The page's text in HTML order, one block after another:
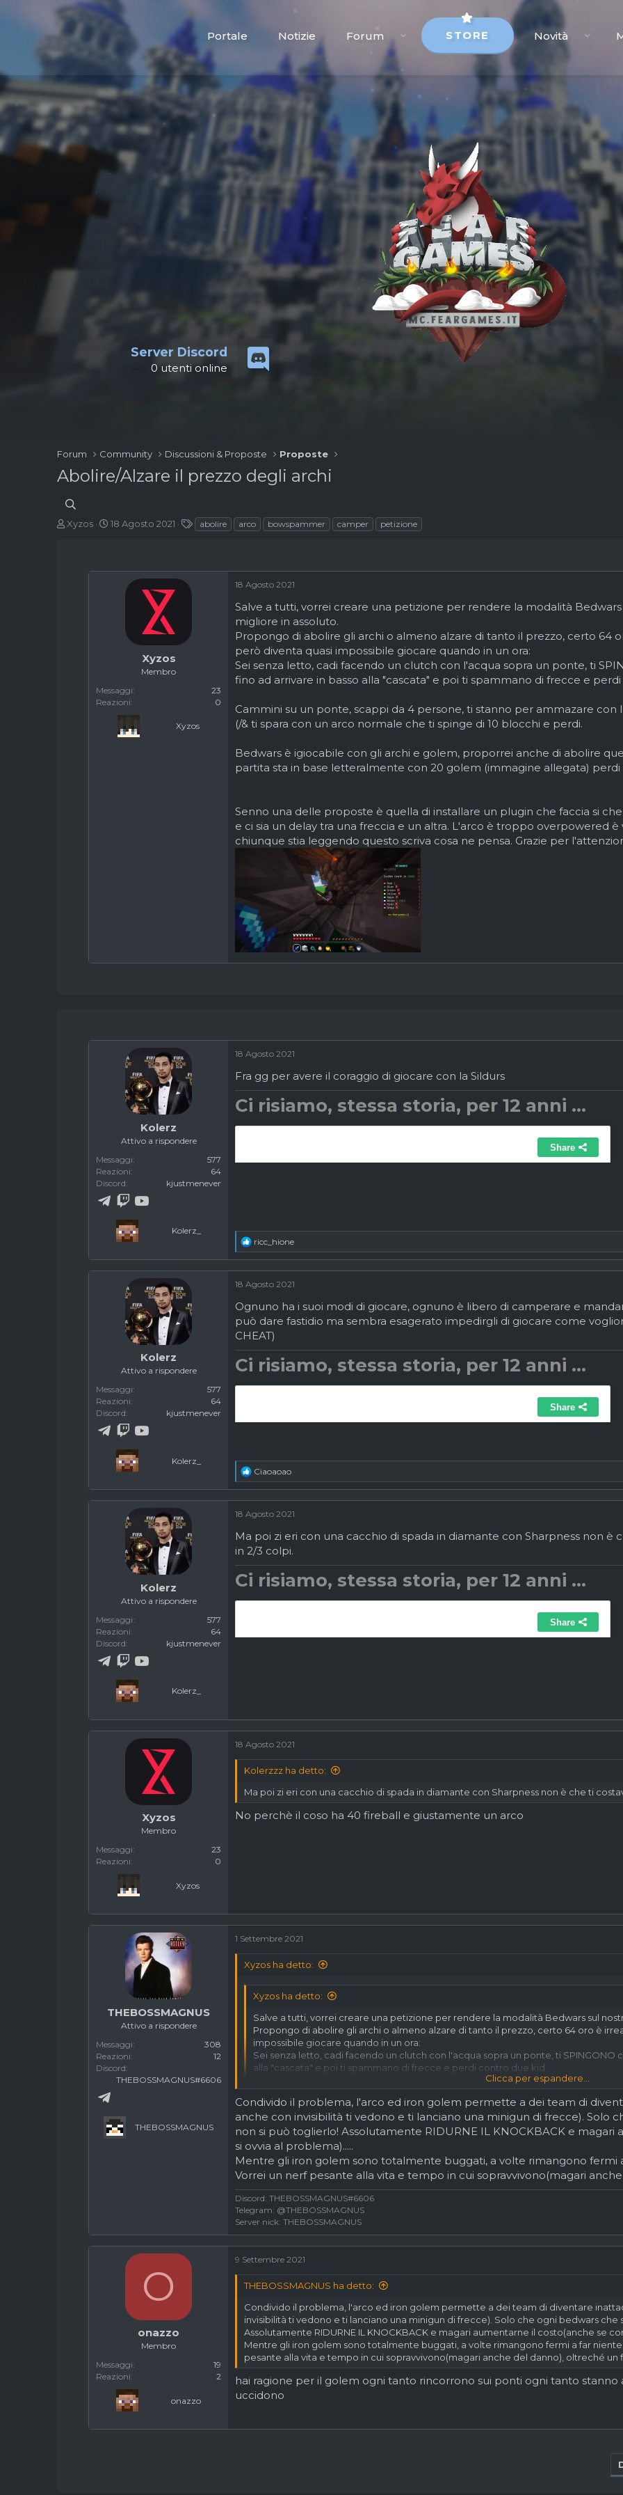
Portale Notizie Forum STORE Novità
Server Discord
0 utenti online
Forum Community Discussioni & Proposte Proposte
Abolire/Alzare il prezzo degli archi
A
Xyzos
D
d
18 Agosto 2021 abolire arco bowspammer camper petizione
Xyzos
Membro
Messaggi
23
Reazioni
0
Xyzos
18 Agosto 2021
Salve a tutti, vorrei creare una petizione per rendere la modalità
migliore in assoluto.
Propongo di abolire gli archi o almeno alzare di tanto il prezzo, certo 64
però diventa quasi impossibile giocare quando in un ora:
Sei senza letto, cadi facendo un clutch con l'acqua sopra un ponte, ti
fino ad arrivare in basso alla "cascata" e poi ti spammano di frecce e
Cammini su un ponte, scappi da 4 persone, ti stanno per ammazare con
(/& ti spara con un arco normale che ti spinge di 10 blocchi e perdi.
Bedwars è igiocabile con gli archi e golem, proporrei anche di abolire
partita sta in base letteralmente con 20 golem (immagine allegata) perdi
Senno una delle proposte è quella di installare un plugin che faccia si
e ci sia un delay tra una freccia e un altra. L'arco è troppo overpowered
chiunque stia leggendo questo scriva cosa ne pensa. Grazie per
Kolerz
Attivo a rispondere
Messaggi
577
Reazioni
64
Discord
kjustmenever
Kolerz_
18 Agosto 2021
Fra gg per avere il coraggio di giocare con la Sildurs
Ci risiamo, stessa storia, per 12 anni ...
R
e
t
o
n
s
ricc_hione
Kolerz
Attivo a rispondere
Messaggi
577
Reazioni
64
Discord
kjustmenever
Kolerz_
18 Agosto 2021
Ognuno ha i suoi modi di giocare, ognuno è libero di camperare e
può dare fastidio ma sembra esagerato impedirgli di giocare come
CHEAT)
Ci risiamo, stessa storia, per 12 anni ...
R
e
t
o
n
s
Ciaoaoao
Kolerz
Attivo a rispondere
Messaggi
577
Reazioni
64
Discord
kjustmenever
Kolerz_
18 Agosto 2021
Ma poi zi eri con una cacchio di spada in diamante con Sharpness non è
in 2/3 colpi.
Ci risiamo, stessa storia, per 12 anni ...
Xyzos
Membro
Messaggi
23
Reazioni
0
Xyzos
18 Agosto 2021
Kolerzzz ha detto:
Ma poi zi eri con una cacchio di spada in diamante con Sharpness non è che ti
No perchè il coso ha 40 fireball e giustamente un arco
THEBOSSMAGNUS
Attivo a rispondere
Messaggi
308
Reazioni
12
Discord
THEBOSSMAGNUS#6606
THEBOSSMAGNUS
1 Settembre 2021
Xyzos ha detto:
Xyzos ha detto:
Salve a tutti, vorrei creare una petizione per rendere la modalità Bedwars sul
Propongo di abolire gli archi o almeno alzare di tanto il prezzo, certo 64 oro è
impossibile giocare quando in un ora:
Sei senza letto, cadi facendo un clutch con l'acqua sopra un ponte, ti SPINGONO
alla "cascata" e poi ti spammano di frecce e perdi contro due kid.
Cammini su un ponte, scappi da 4 persone, ti stanno per ammazare con le fireball,
arco normale che ti spinge di 10 blocchi e perdi.
Bedwars è igiocabile con gli archi e golem, proporrei anche di abolire quelli
letteralmente con 20 golem (immagine allegata) perdi la voglia di vivere.
Senno una delle proposte è quella di installare un plugin che faccia si che gli
una freccia e un altra. L'arco è troppo overpowered è voglio migliorare il server,
cosa ne pensa. Grazie per l'attenzione.
Clicca per espandere...
Clicca per espandere...
Condivido il problema, l'arco ed iron golem permette a dei team di
anche con invisibilità ti vedono e ti lanciano una minigun di frecce). Solo
non si può toglierlo! Assolutamente RIDURNE IL KNOCKBACK e
si ovvia al problema).....
Mentre gli iron golem sono totalmente buggati, a volte rimangono
Vorrei un nerf pesante alla vita e tempo in cui sopravvivono(magari
Discord: THEBOSSMAGNUS#6606
Telegram: @THEBOSSMAGNUS
Server nick: THEBOSSMAGNUS
O
onazzo
Membro
Messaggi
19
Reazioni
2
onazzo
9 Settembre 2021
THEBOSSMAGNUS ha detto:
Condivido il problema, l'arco ed iron golem permette a dei team di diventare
invisibilità ti vedono e ti lanciano una minigun di frecce). Solo che ogni bedwars che
Assolutamente RIDURNE IL KNOCKBACK e magari aumentarne il costo(anche se
Mentre gli iron golem sono totalmente buggati, a volte rimangono fermi a far
pesante alla vita e tempo in cui sopravvivono(magari anche del danno), oltreché un
hai ragione per il golem ogni tanto rincorrono sui ponti ogni tanto
uccidono